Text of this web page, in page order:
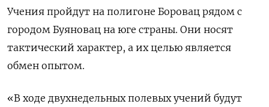
Учения пройдут на полигоне Боровац рядом с
городом Буяновац на юге страны. Они носят
тактический характер, а их целью является
обмен опытом.
«В ходе двухнедельных полевых учений будут